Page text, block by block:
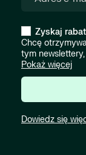
Zyskaj
Chcę
tym
Pokaż więcej
Dowiedz się